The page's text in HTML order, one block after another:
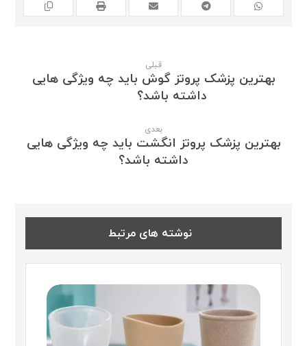
قبلی
بهترین پزشک پروتز گوش باید چه ویژگی هایی
داشته باشد؟
بعدی
بهترین پزشک پروتز انگشت باید چه ویژگی هایی
داشته باشد؟
نوشته های مرتبط